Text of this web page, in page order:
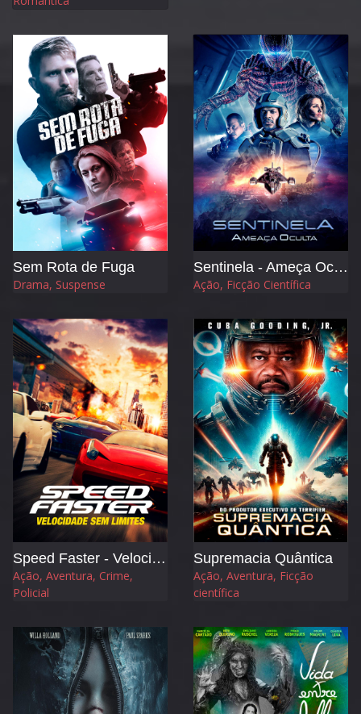
Sem Rota de Fuga
Drama, Suspense
Sentinela - Ameça Oculta
Ação, Ficção Científica
Speed Faster - Velocidade sem Limites
Ação, Aventura, Crime,
Policial
Supremacia Quântica
Ação, Aventura, Ficção
científica